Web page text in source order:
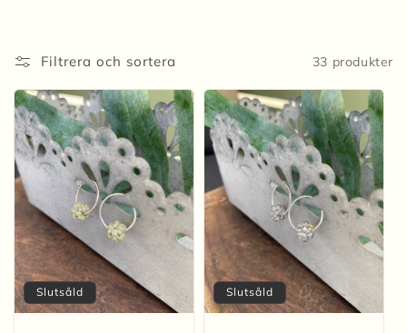
r
i
e
:
Filtrera och sortera 33 produkter
Slutsåld Slutsåld